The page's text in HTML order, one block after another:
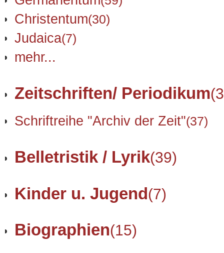
Christentum(30)
Judaica(7)
mehr...
Zeitschriften/ Periodikum
Schriftreihe "Archiv der Zeit"(37)
Belletristik / Lyrik(39)
Kinder u. Jugend(7)
Biographien(15)